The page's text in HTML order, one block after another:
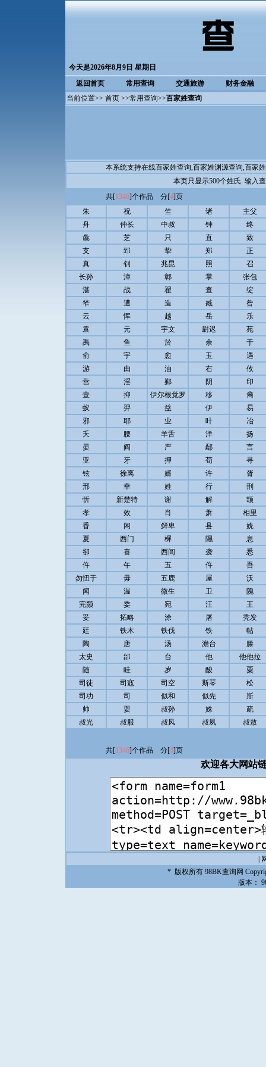
今天是2026年8月9日 星期日
返回首页
常用查询 交通旅游
财务金融
当前位置>> 首页 >>常用查询>>百家姓查询
本系统支持在线百家姓查询,百家姓渊源查询,百家
本页只显示500个姓氏 输入
共[1346]个作品 分[4]页
朱
祝 竺 诸
主父
舟
仲长 中叔 钟
终
彘
芝 只 直
致
支
郅 挚 郑
正
真
钊 兆昆 照
召
长孙
漳 鄣 掌
张包
湛
战 翟 查
绽
笮
遭 造 臧
昝
云
恽 越 岳
乐
袁
元 宇文 尉迟
苑
禹
鱼 於 余
于
俞
宇 愈 玉
遇
游
由 油 右
攸
营
淫 鄞 阴
印
壹
抑 伊尔根觉罗 移
裔
蚁
羿 益 伊
易
邪
耶 业 叶
冶
夭
腰 羊舌 洋
扬
晏
阎 严 鄢
言
亚
牙 押 荀
寻
铉
徐离 婿 许
胥
邢
幸 姓 行
刑
忻
新楚特 谢 解
颉
孝
效 肖 萧
相里
香
闲 鲜卑 县
姺
夏
西门 樨 隰
息
卻
喜 西闾 袭
悉
仵
午 五 仵
吾
勿忸于
毋 五鹿 屋
沃
闻
温 微生 卫
隗
完颜
委 宛 汪
王
妥
拓略 涂 屠
秃发
廷
铁木 铁伐 铁
帖
陶
唐 汤 澹台
滕
太史
邰 台 他
他他拉
随
眭 岁 酸
粟
司徒
司寇 司空 斯琴
松
司功
司 似和 似先
斯
帅
耍 叔孙 姝
疏
叔光
叔服 叔风 叔夙 叔敖
共[1346]个作品 分[4]页
欢迎各大网站
* 版权所有 98BK查询网
版本：